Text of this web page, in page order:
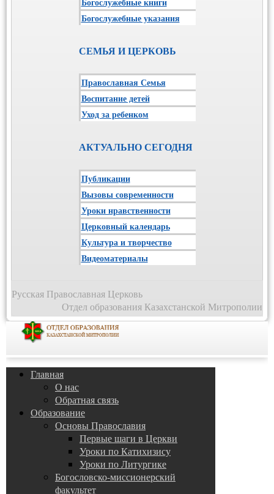
Богослужебные указания
СЕМЬЯ И ЦЕРКОВЬ
Православная Семья
Воспитание детей
Уход за ребенком
АКТУАЛЬНО СЕГОДНЯ
Публикации
Вызовы современности
Уроки нравственности
Церковный календарь
Культура и творчество
Видеоматериалы
Русская Православная Церковь
Отдел образования Казахстанской Митрополии
Главная
О нас
Обратная связь
Образование
Основы Православия
Первые шаги в Церкви
Уроки по Катихизису
Уроки по Литургике
Богословско-миссионерский
факультет